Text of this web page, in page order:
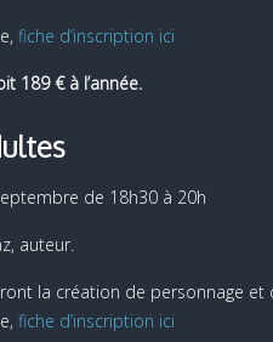
fiche d’inscription ici
189 € à l’année.
de 18h30 à 20h
auteur.
la création de personnage et
fiche d’inscription ici